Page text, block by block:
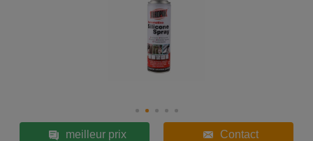
meilleur prix Contact